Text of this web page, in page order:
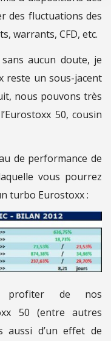
des fluctuations des
warrants, CFD, etc.
aucun doute, je
reste un sous-jacent
nous pouvons très
50, cousin
de performance de
vous pourrez
turbo Eurostoxx :
profiter de nos
50 (entre autres
aussi d’un effet de